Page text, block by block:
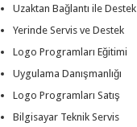
Uzaktan Bağlantı ile Destek
Yerinde Servis ve Destek
Logo Programları Eğitimi
Uygulama Danışmanlığı
Logo Programları Satış
Bilgisayar Teknik Servis